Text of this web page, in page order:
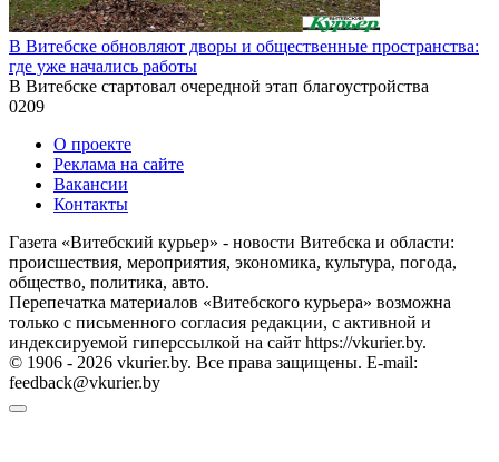
В Витебске обновляют дворы и общественные пространства:
где уже начались работы
В Витебске стартовал очередной этап благоустройства
0209
О проекте
Реклама на сайте
Вакансии
Контакты
Газета «Витебский курьер» - новости Витебска и области:
происшествия, мероприятия, экономика, культура, погода,
общество, политика, авто.
Перепечатка материалов «Витебского курьера» возможна
только с письменного согласия редакции, с активной и
индексируемой гиперссылкой на сайт https://vkurier.by.
© 1906 - 2026 vkurier.by. Все права защищены. E-mail:
feedback@vkurier.by